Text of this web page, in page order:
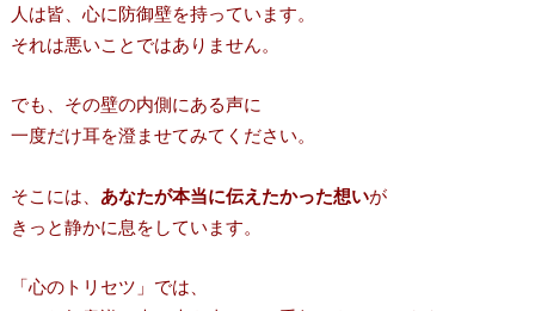
人は皆、心に防御壁を持っています。
それは悪いことではありません。
でも、その壁の内側にある声に
一度だけ耳を澄ませてみてください。
そこには、 あなたが本当に伝えたかった想いが
きっと静かに息をしています。
「心のトリセツ」では、